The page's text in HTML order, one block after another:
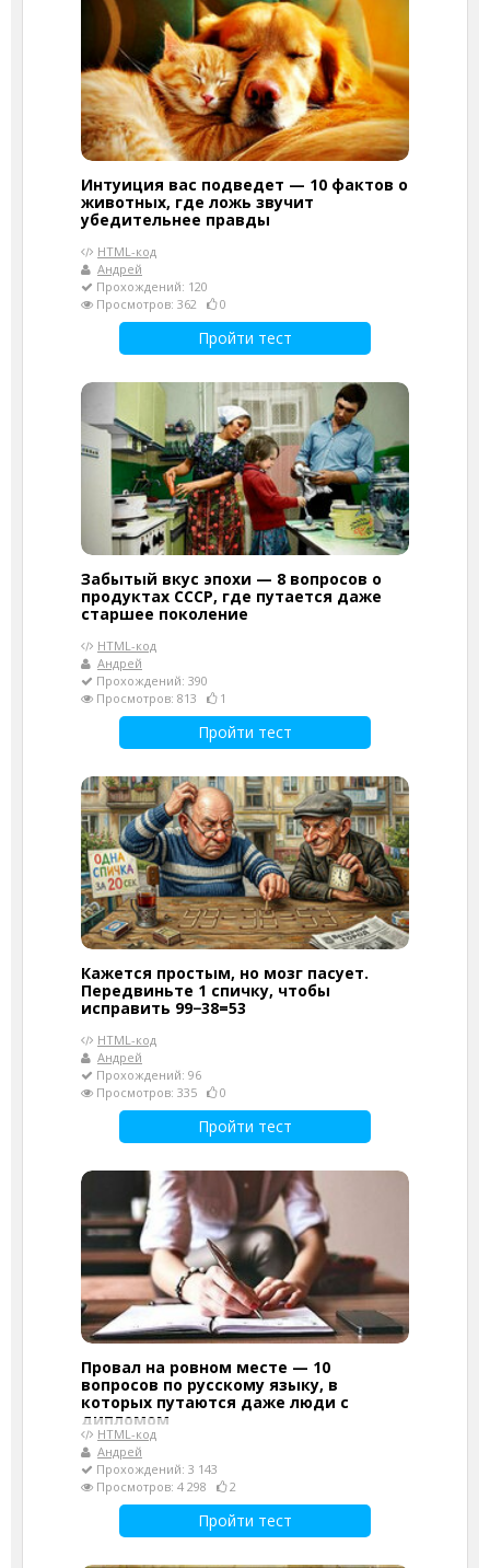
Интуиция вас подведет — 10 фактов о
животных, где ложь звучит
убедительнее правды
HTML-код
Андрей
Прохождений: 120
Просмотров: 362
0
Пройти тест
Забытый вкус эпохи — 8 вопросов о
продуктах СССР, где путается даже
старшее поколение
HTML-код
Андрей
Прохождений: 390
Просмотров: 813
1
Пройти тест
Кажется простым, но мозг пасует.
Передвиньте 1 спичку, чтобы
исправить 99−38=53
HTML-код
Андрей
Прохождений: 96
Просмотров: 335
0
Пройти тест
Провал на ровном месте — 10
вопросов по русскому языку, в
которых путаются даже люди с
дипломом
HTML-код
Андрей
Прохождений: 3 143
Просмотров: 4 298
2
Пройти тест